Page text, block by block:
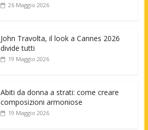
26 Maggio 2026
John Travolta, il look a Cannes 2026
divide tutti
19 Maggio 2026
Abiti da donna a strati: come creare
composizioni armoniose
19 Maggio 2026